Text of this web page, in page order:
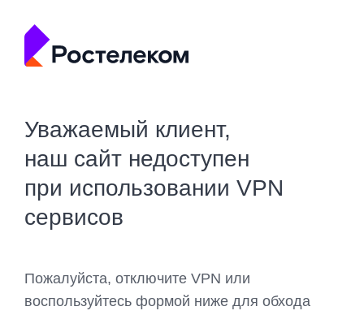
Уважаемый клиент,
наш сайт недоступен
при использовании VPN
сервисов
Пожалуйста, отключите VPN или
воспользуйтесь формой ниже для обхода